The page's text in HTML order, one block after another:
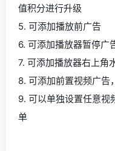
值积分进行升级
5. 可添加播放前广告
6. 可添加播放器暂停广
7. 可添加播放器右上角
8. 可添加前置视频广
9. 可以单独设置任意视
单